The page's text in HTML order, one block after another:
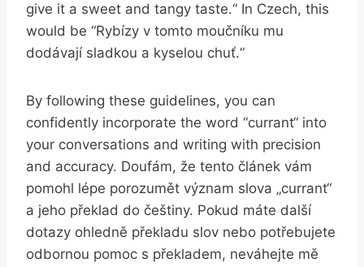
give it ‌a sweet and ⁣tangy‌ taste.“ In Czech, ​this
would be ⁢“Rybízy⁣ v tomto moučníku mu
dodávají sladkou ⁣a kyselou‍ chuť.“
By following these guidelines, you can
confidently incorporate the‌ word ⁣“currant“⁣ into
⁤your ‍conversations and writing with precision‌
and accuracy. Doufám, že tento článek ‌vám
‍pomohl lépe porozumět význam slova „currant“
a ‍jeho překlad do češtiny. ​Pokud máte⁤ další⁢
dotazy ohledně ⁣překladu slov nebo potřebujete
⁤odbornou pomoc s překladem, neváhejte ‍mě